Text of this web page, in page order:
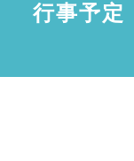
行事予定